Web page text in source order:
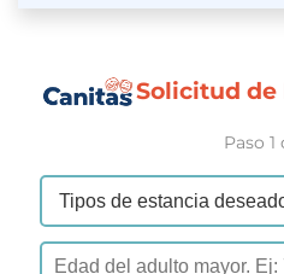
Solicitud
Paso 1